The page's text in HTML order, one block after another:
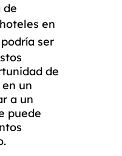
de
en
podría ser
de
un
a un
puede